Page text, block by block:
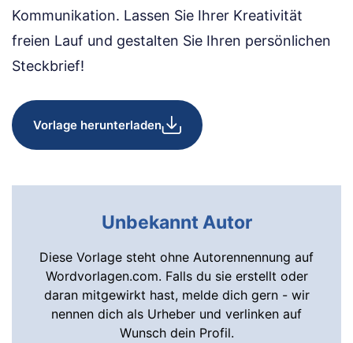
Kommunikation. Lassen Sie Ihrer Kreativität
freien Lauf und gestalten Sie Ihren persönlichen
Steckbrief!
Vorlage herunterladen
Unbekannt Autor
Diese Vorlage steht ohne Autorennennung auf
Wordvorlagen.com. Falls du sie erstellt oder
daran mitgewirkt hast, melde dich gern - wir
nennen dich als Urheber und verlinken auf
Wunsch dein Profil.